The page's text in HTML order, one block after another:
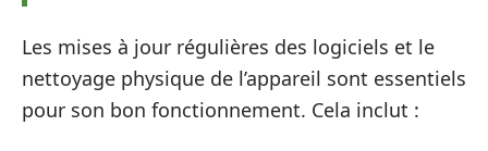
Les mises à jour régulières des logiciels et le
nettoyage physique de l’appareil sont essentiels
pour son bon fonctionnement. Cela inclut :